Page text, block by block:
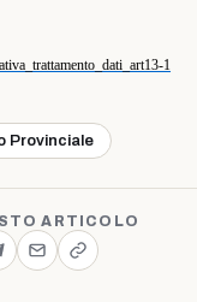
1
Provinciale
ARTICOLO